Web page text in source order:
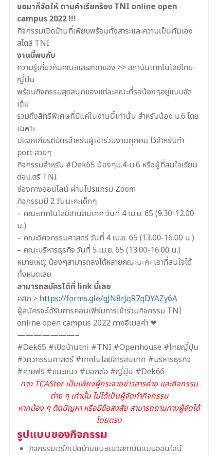
ขอมาก็จัดให้ ตามคำเรียกร้อง TNI online open
campus 2022 !!!
กิจกรรมเปิดบ้านที่เพียบพร้อมทั้งสาระและความเป็นกันเอง
สไตล์ TNI
งานนี้พบกับ
ความรู้เกี่ยวกับคณะและสาขาของ >> สถาบันเทคโนโลยีไทย-
ญี่ปุ่น
พร้อมกิจกรรมสุดสนุกของแต่ละคณะที่รอน้องๆอยู่แบบจัด
เต็ม
รวมถึงสิทธิพิเศษที่มีแค่ในงานนี้เท่านั้น สำหรับน้อง ม.6 โดย
เฉพาะ
มีแจกเกียรติบัตรสำหรับผู้เข้าร่วมงานทุกคน ไว้สำหรับทำ
port สวยๆ
กิจกรรมสำหรับ #Dek65 น้องๆม.4-ม.6 หรือผู้ที่สนใจเรียน
ต่อป.ตรี TNI
ช่องทางออนไลน์ ผ่านโปรแกรม Zoom
กิจกรรมมี 2 วันนะคะเด็กๆ
– คณะเทคโนโลยีสานสนเทศ วันที่ 4 เม.ย. 65 (9.30-12.00
น.)
– คณะวิศวกรรมศาสตร์ วันที่ 4 เม.ย. 65 (13.00-16.00 น.)
– คณะบริหารธุรกิจ วันที่ 5 เม.ย. 65 (13.00-16.00 น.)
หมายเหตุ: น้องๆสามารถลงได้หลายคณะนะคะ เอาที่สนใจได้
ทั้งหมดเลย
สามารถสมัครได้ที่ link นี้เลย
คลิก > https://forms.gle/gJN8rJqR7qDYAZy6A
ผู้สมัครจะได้รับการคอนเฟิร์มการเข้าร่วมกิจกรรม TNI
online open campus 2022 ทางอีเมลค่า ❤
———————–
#Dek65 #เปิดบ้านtni #TNI #Openhouse #ไทยญี่ปุ่น
#วิศวกรรมศาสตร์ #เทคโนโลยีสารสนเทศ #บริหารธุรกิจ
#ค่ายฟรี #แนะแนว #บอกต่อ #ญี่ปุ่น #Dek66
ทาง TCASter เป็นเพียงผู้กระจายข่าวสารค่าย และกิจกรรม
ต่าง ๆ เท่านั้น ไม่ได้เป็นผู้จัดทำกิจกรรม
หากน้อง ๆ ติดปัญหา หรือมีข้อสงสัย สามารถถามทางผู้จัดได้
โดยตรง
รูปแบบของกิจกรรม
กิจกรรมเวิร์กเปิดบ้านแนะแนวสถาบันแบบออนไลน์